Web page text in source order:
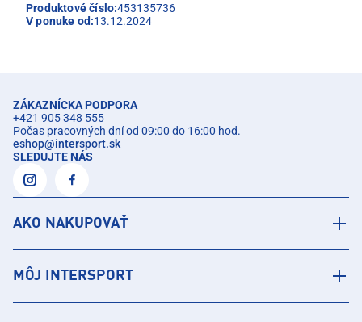
Produktové číslo:453135736
V ponuke od:13.12.2024
ZÁKAZNÍCKA PODPORA
+421 905 348 555
Počas pracovných dní od 09:00 do 16:00 hod.
eshop@intersport.sk
SLEDUJTE NÁS
AKO NAKUPOVAŤ
MÔJ INTERSPORT